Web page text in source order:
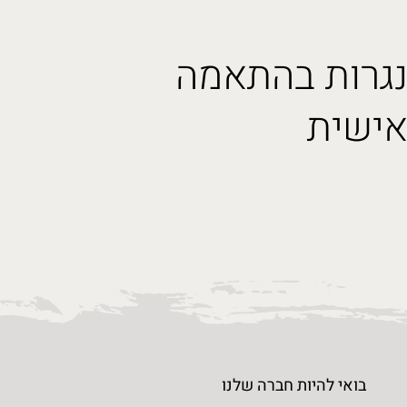
נגרות בהתאמה
אישית
נגרות בהתאמה
אישית
בואי להיות חברה שלנו